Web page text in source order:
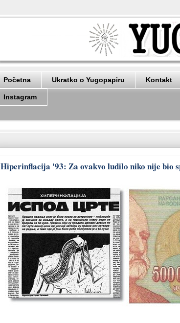
Početna Ukratko o Yugopapiru Kontakt
Instagram
Hiperinflacija '93: Za ovakvo ludilo niko nije bio